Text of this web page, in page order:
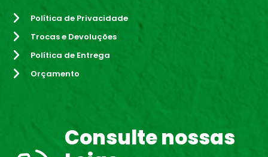
Política de Privacidade
Trocas e Devoluções
Política de Entrega
Orçamento
Consulte nossas